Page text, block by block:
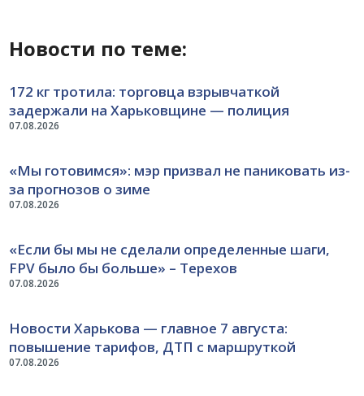
Новости по теме:
07.08.2026
172 кг тротила: торговца взрывчаткой
задержали на Харьковщине — полиция
07.08.2026
«Мы готовимся»: мэр призвал не паниковать из-
за прогнозов о зиме
07.08.2026
«Если бы мы не сделали определенные шаги,
FPV было бы больше» – Терехов
07.08.2026
Новости Харькова — главное 7 августа:
повышение тарифов, ДТП с маршруткой